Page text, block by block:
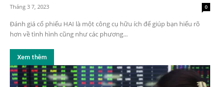
Tháng 3 7, 2023 0
Đánh giá cổ phiếu HAI là một công cụ hữu ích để giúp bạn hiểu rõ
hơn về tình hình cũng như các phương...
Xem thêm